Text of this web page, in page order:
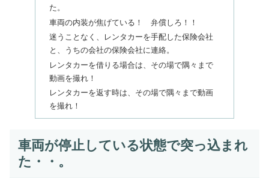
た。
車両の内装が焦げている！ 弁償しろ！！
迷うことなく、レンタカーを手配した保険会社
と、うちの会社の保険会社に連絡。
レンタカーを借りる場合は、その場で隅々まで
動画を撮れ！
レンタカーを返す時は、その場で隅々まで動画
を撮れ！
車両が停止している状態で突っ込まれ
た・・。